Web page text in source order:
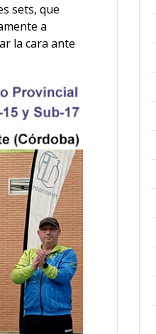
sets, que
a
la cara ante